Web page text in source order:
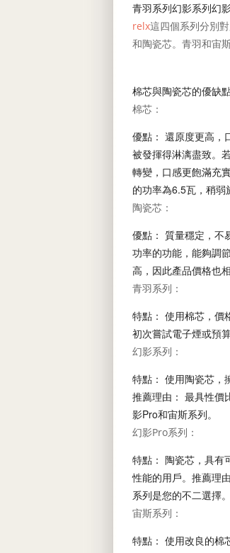
青羽系列幻影系列幻
relx這四個系列分別
和陶瓷芯。青羽和宙
棉芯與陶瓷芯的優缺
棉芯：
優點： 還原度更高，
被發揮得淋漓盡致。
轉變，口感更飽滿充
的功率為6.5瓦，稍弱
陶瓷芯：
優點： 質量穩定，不
功率的功能，能夠調
高，因此產品價格也相
青羽系列：
特點： 使用棉芯，價
初次嘗試電子煙或預
幻影系列：
特點： 使用陶瓷芯，
推薦理由： 最具性價
影Pro和宙斯系列。
幻影Pro系列：
特點： 陶瓷芯，具有
性能的用戶。推薦理
系列是您的不二選擇。
宙斯系列：
特點： 使用改良的棉